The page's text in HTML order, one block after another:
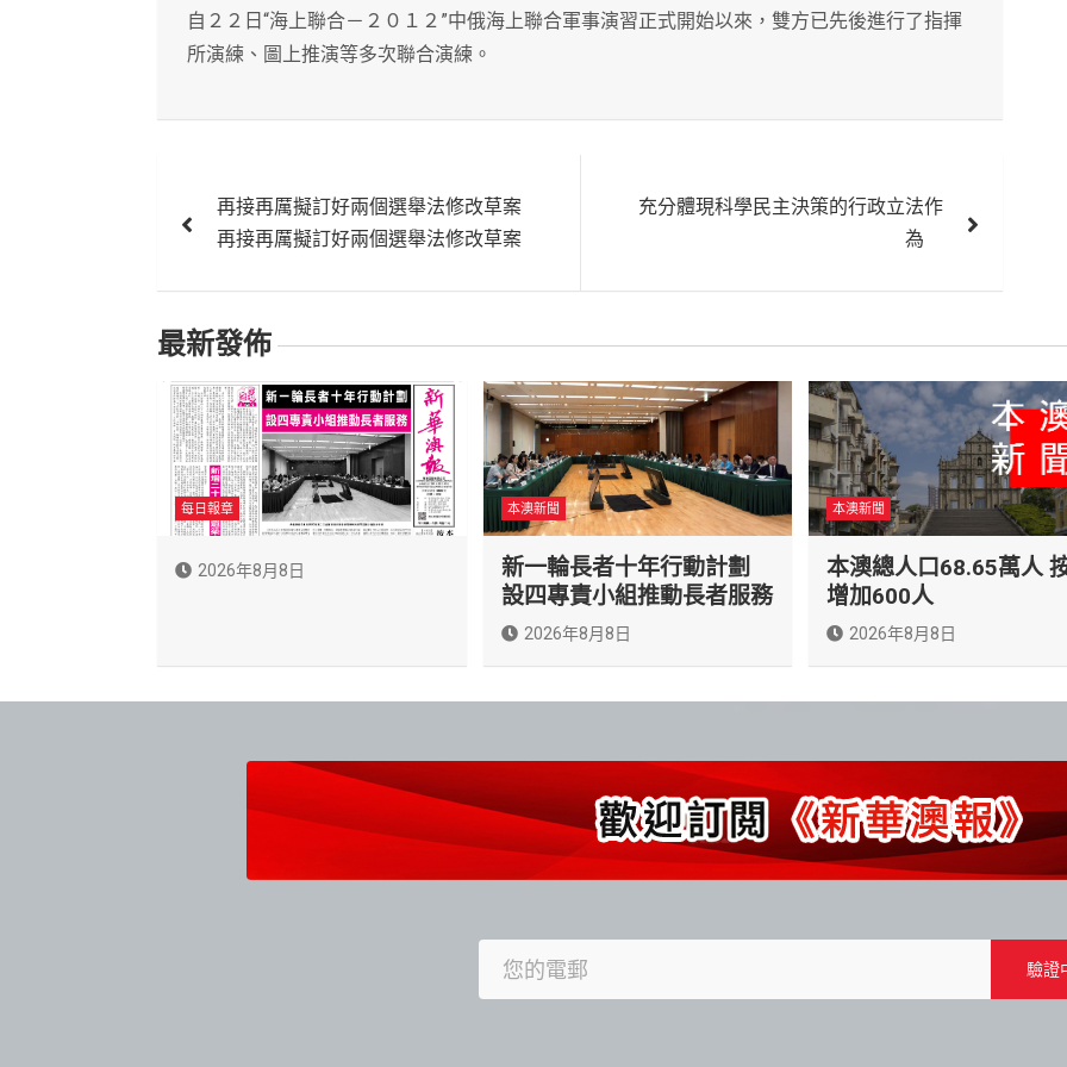
自２２日“海上聯合－２０１２”中俄海上聯合軍事演習正式開始以來，雙方已先後進行了指揮
所演練、圖上推演等多次聯合演練。
章
覽
再接再厲擬訂好兩個選舉法修改草案
再接再厲擬訂好兩個選舉法修改草案
充分體現科學民主決策的行政立法作
為
最新發佈
每日報章
2026年8月8日
本澳新聞
新一輪長者十年行動計劃
設四專責小組推動長者服務
2026年8月8日
本澳新聞
本澳總人口68.65萬人
增加600人
2026年8月8日